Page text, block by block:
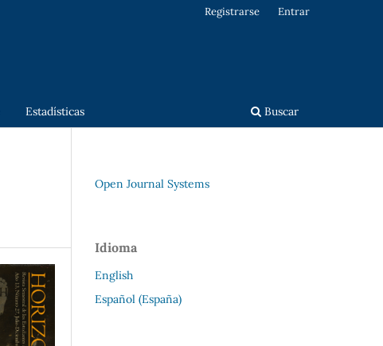
Estadísticas Buscar
Registrarse Entrar
Open Journal Systems
Idioma
English
Español (España)